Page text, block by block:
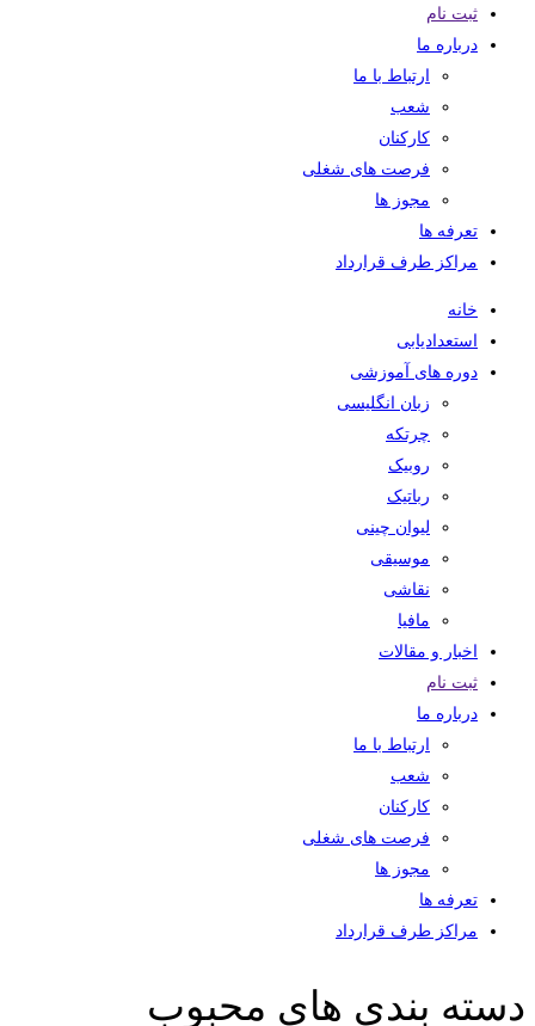
ثبت نام
درباره ما
ارتباط با ما
شعب
کارکنان
فرصت های شغلی
مجوز ها
تعرفه ها
مراکز طرف قرارداد
خانه
استعدادیابی
دوره های آموزشی
زبان انگلیسی
چرتکه
روبیک
رباتیک
لیوان چینی
موسیقی
نقاشی
مافیا
اخبار و مقالات
ثبت نام
درباره ما
ارتباط با ما
شعب
کارکنان
فرصت های شغلی
مجوز ها
تعرفه ها
مراکز طرف قرارداد
دسته بندی های محبوب